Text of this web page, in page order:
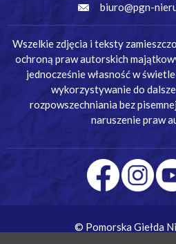
biuro@pgn-
Wszelkie zdjęcia i teksty
ochroną praw autorskich
jednocześnie własność w
wykorzystywanie do
rozpowszechniania bez
naruszenie praw
© Pomorska Giełda